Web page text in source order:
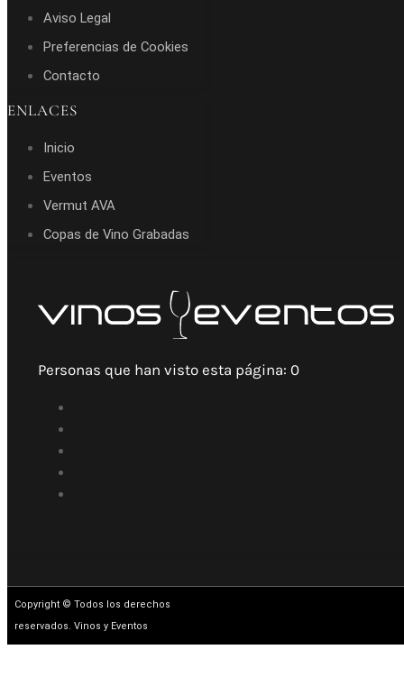
Aviso Legal
Preferencias de Cookies
Contacto
ENLACES
Inicio
Eventos
Vermut AVA
Copas de Vino Grabadas
Personas que han visto esta página: 0
Copyright © Todos los derechos
reservados. Vinos y Eventos